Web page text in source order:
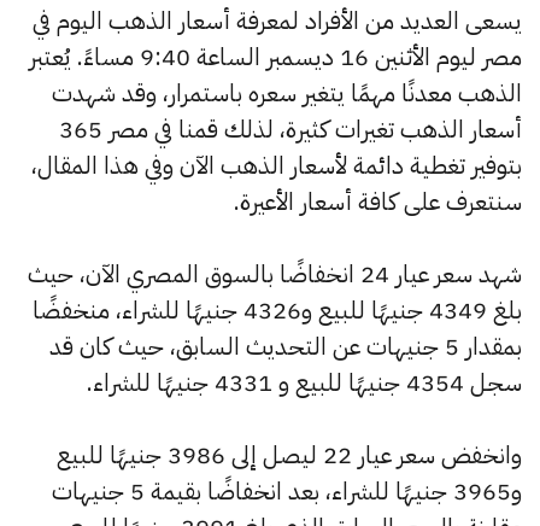
يسعى العديد من الأفراد لمعرفة أسعار الذهب اليوم في
مصر ليوم الأثنين 16 ديسمبر الساعة 9:40 مساءً. يُعتبر
الذهب معدنًا مهمًا يتغير سعره باستمرار، وقد شهدت
أسعار الذهب تغيرات كثيرة، لذلك قمنا في مصر 365
بتوفير تغطية دائمة لأسعار الذهب الآن وفي هذا المقال،
سنتعرف على كافة أسعار الأعيرة.
شهد سعر عيار 24 انخفاضًا بالسوق المصري الآن، حيث
بلغ 4349 جنيهًا للبيع و4326 جنيهًا للشراء، منخفضًا
بمقدار 5 جنيهات عن التحديث السابق، حيث كان قد
سجل 4354 جنيهًا للبيع و 4331 جنيهًا للشراء.
وانخفض سعر عيار 22 ليصل إلى 3986 جنيهًا للبيع
و3965 جنيهًا للشراء، بعد انخفاضًا بقيمة 5 جنيهات